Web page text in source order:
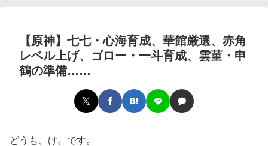
【原神】七七・心海育成、華館厳選、赤角
レベル上げ、ゴロー・一斗育成、雲菫・申
鶴の準備……
どうも、け。です。